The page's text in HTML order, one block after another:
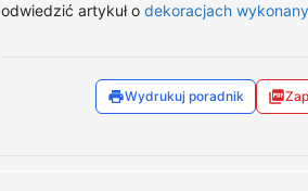
odwiedzić artykuł o dekoracjach
Wydrukuj poradnik